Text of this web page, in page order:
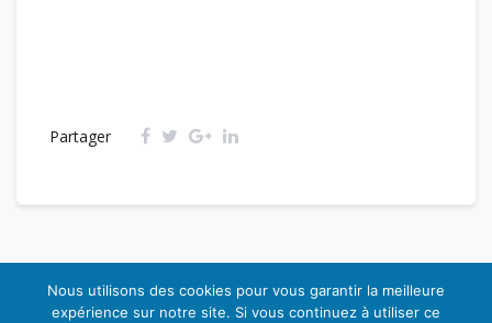
Partager
Nous utilisons des cookies pour vous garantir la meilleure
expérience sur notre site. Si vous continuez à utiliser ce